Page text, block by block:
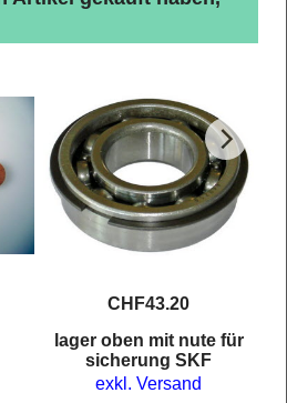
CHF43.20
lager oben mit nute für
sicherung SKF
exkl. Versand